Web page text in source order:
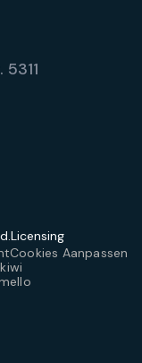
Licensing
Cookies Aanpassen